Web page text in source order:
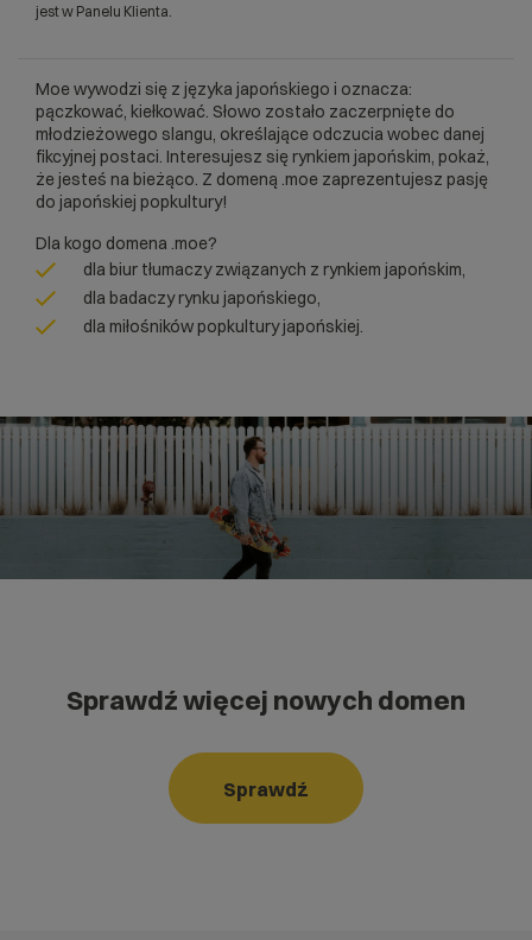
jest w Panelu Klienta.
Moe wywodzi się z języka japońskiego i oznacza:
pączkować, kiełkować. Słowo zostało zaczerpnięte do
młodzieżowego slangu, określające odczucia wobec danej
fikcyjnej postaci. Interesujesz się rynkiem japońskim, pokaż,
że jesteś na bieżąco. Z domeną .moe zaprezentujesz pasję
do japońskiej popkultury!
Dla kogo domena .moe?
dla biur tłumaczy związanych z rynkiem japońskim,
dla badaczy rynku japońskiego,
dla miłośników popkultury japońskiej.
Sprawdź więcej nowych domen
Sprawdź